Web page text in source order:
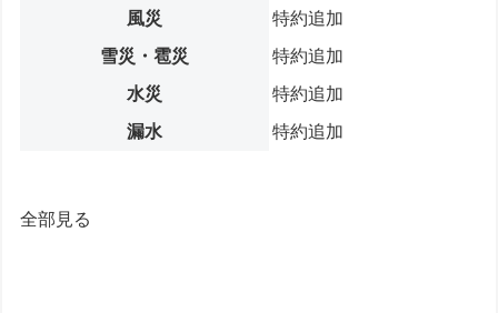
風災
特約追加
雪災・雹災
特約追加
水災
特約追加
漏水
特約追加
全部見る